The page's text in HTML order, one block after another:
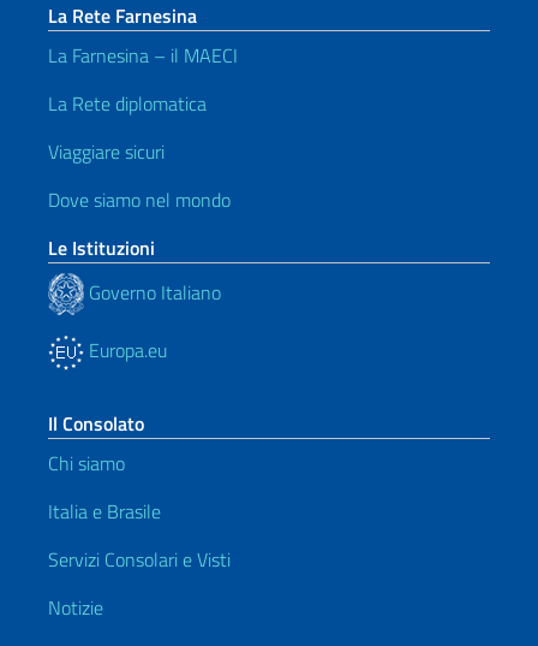
La Rete Farnesina
La Farnesina – il MAECI
La Rete diplomatica
Viaggiare sicuri
Dove siamo nel mondo
Le Istituzioni
Governo Italiano
Europa.eu
Il Consolato
Chi siamo
Italia e Brasile
Servizi Consolari e Visti
Notizie